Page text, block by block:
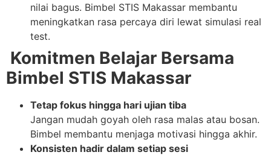
nilai bagus. Bimbel STIS Makassar membantu
meningkatkan rasa percaya diri lewat simulasi real
test.
Komitmen Belajar Bersama
Bimbel STIS Makassar
Tetap fokus hingga hari ujian tiba
Jangan mudah goyah oleh rasa malas atau bosan.
Bimbel membantu menjaga motivasi hingga akhir.
Konsisten hadir dalam setiap sesi